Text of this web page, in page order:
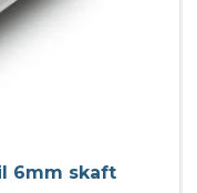
6mm skaft